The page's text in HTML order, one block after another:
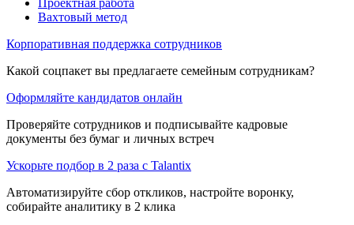
Вахтовый метод
Корпоративная поддержка сотрудников
Какой соцпакет вы предлагаете семейным сотрудникам?
Оформляйте кандидатов онлайн
Проверяйте сотрудников и подписывайте кадровые
документы без бумаг и личных встреч
Ускорьте подбор в 2 раза с Talantix
Автоматизируйте сбор откликов, настройте воронку,
собирайте аналитику в 2 клика